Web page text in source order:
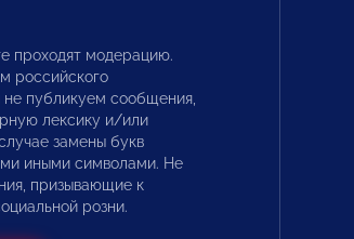
проходят модерацию.
российского
не публикуем сообщения,
лексику и/или
замены букв
иными символами. Не
призывающие к
розни.